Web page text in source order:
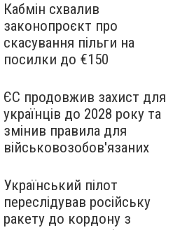
Кабмін схвалив
законопроєкт про
скасування пільги на
посилки до €150
ЄС продовжив захист для
українців до 2028 року та
змінив правила для
військовозобов'язаних
Український пілот
переслідував російську
ракету до кордону з